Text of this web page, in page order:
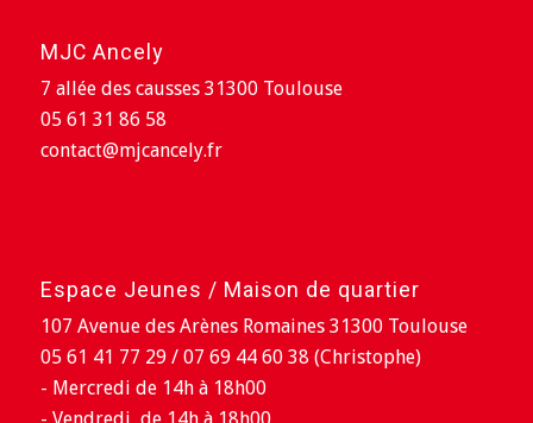
MJC Ancely
7 allée des causses 31300 Toulouse
05 61 31 86 58
contact@mjcancely.fr
Espace Jeunes / Maison de quartier
107 Avenue des Arènes Romaines 31300 Toulouse
05 61 41 77 29 / 07 69 44 60 38 (Christophe)
- Mercredi de 14h à 18h00